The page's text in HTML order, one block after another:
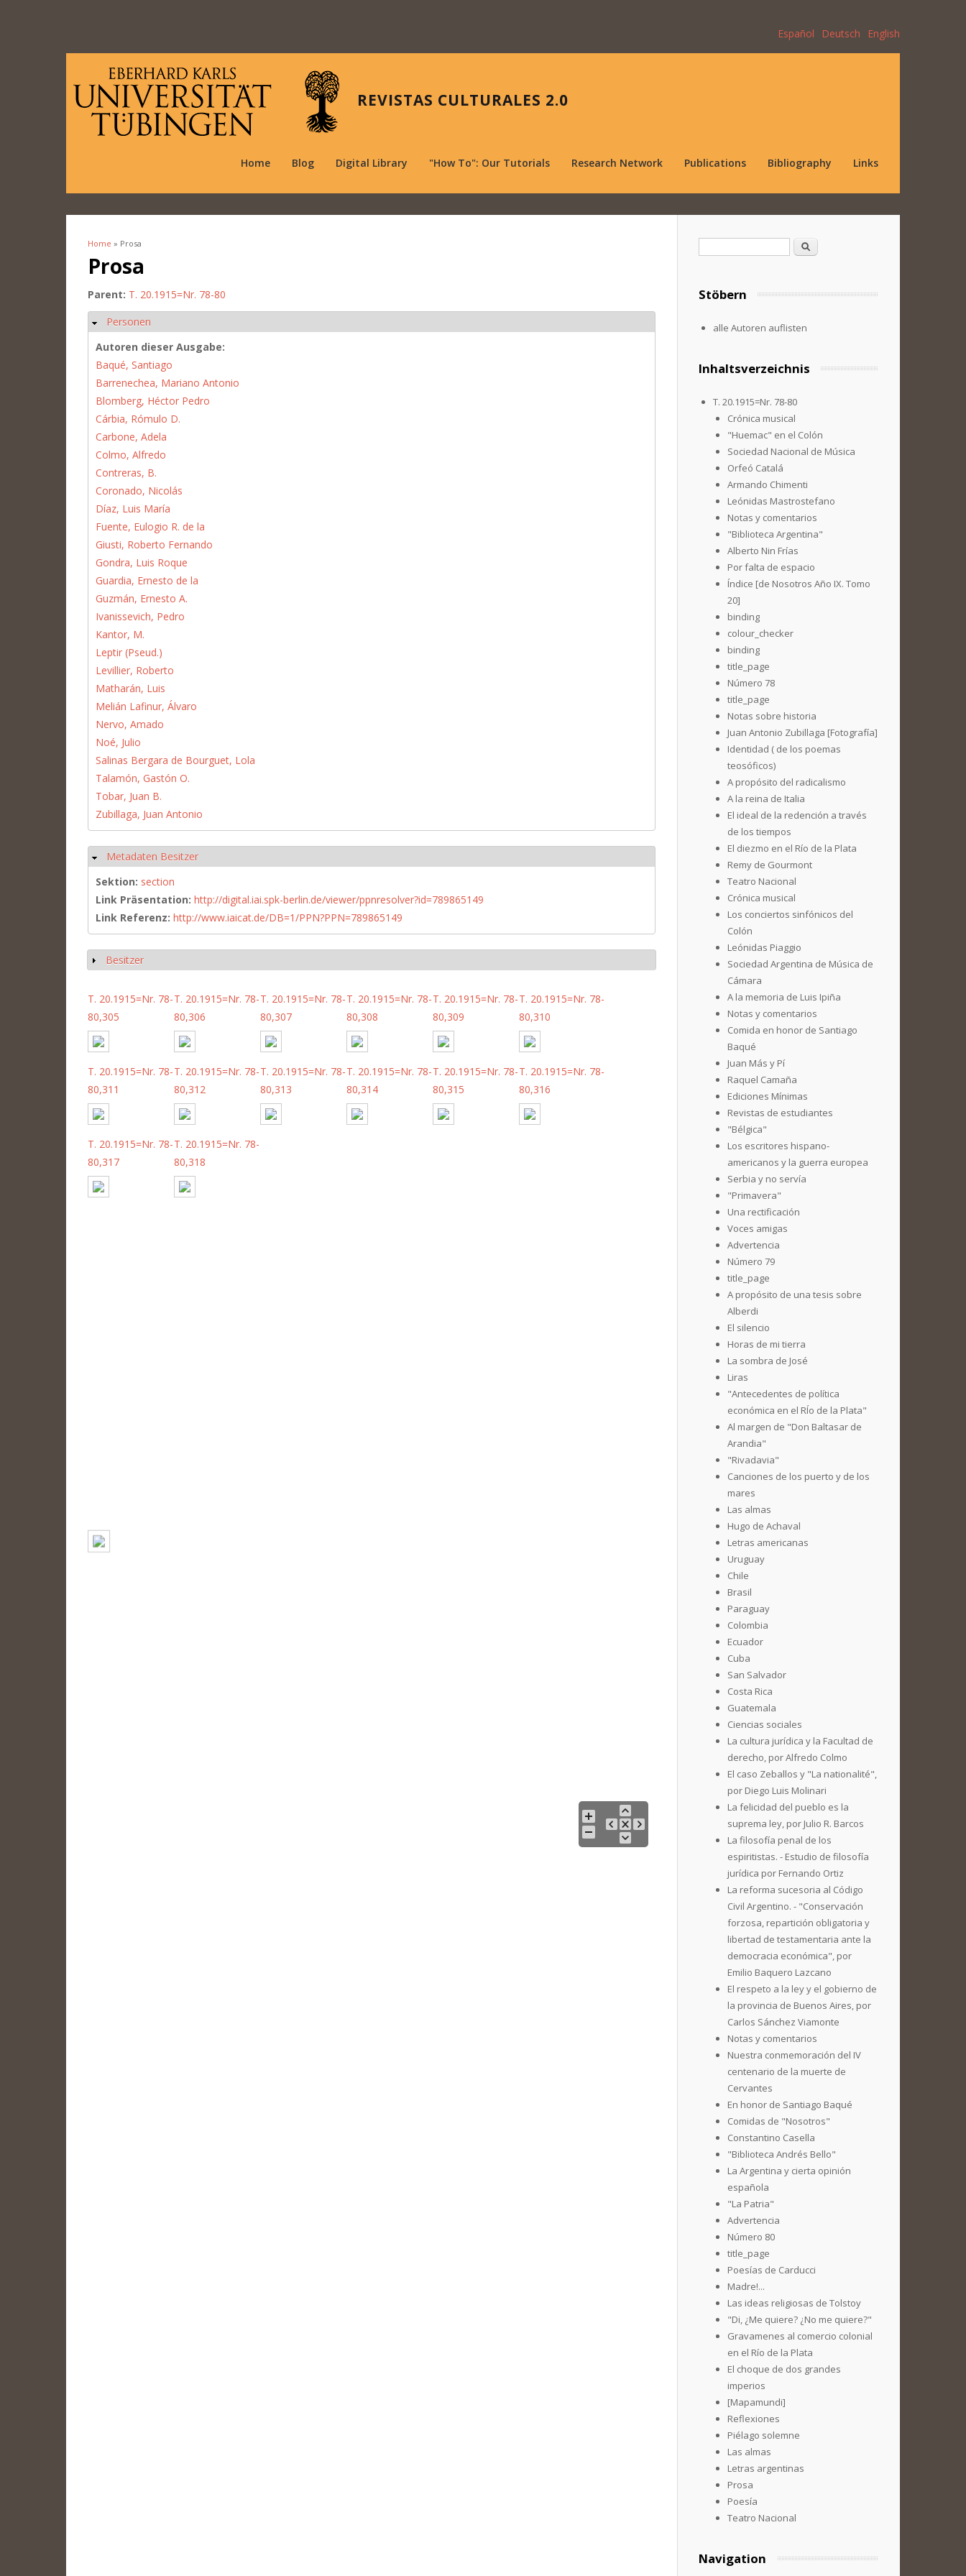
Español Deutsch English
REVISTAS CULTURALES 2.0
Home Blog Digital Library "How To": Our Tutorials Research Network Publications Bibliography Links
You are here
Home » Prosa
Prosa
Parent: T. 20.1915=Nr. 78-80
Hide
Personen
Autoren dieser Ausgabe:
Baqué, Santiago
Barrenechea, Mariano Antonio
Blomberg, Héctor Pedro
Cárbia, Rómulo D.
Carbone, Adela
Colmo, Alfredo
Contreras, B.
Coronado, Nicolás
Díaz, Luis María
Fuente, Eulogio R. de la
Giusti, Roberto Fernando
Gondra, Luis Roque
Guardia, Ernesto de la
Guzmán, Ernesto A.
Ivanissevich, Pedro
Kantor, M.
Leptir (Pseud.)
Levillier, Roberto
Matharán, Luis
Melián Lafinur, Álvaro
Nervo, Amado
Noé, Julio
Salinas Bergara de Bourguet, Lola
Talamón, Gastón O.
Tobar, Juan B.
Zubillaga, Juan Antonio
Hide
Metadaten Besitzer
Sektion: section
Link Präsentation: http://digital.iai.spk-berlin.de/viewer/ppnresolver?id=789865149
Link Referenz: http://www.iaicat.de/DB=1/PPN?PPN=789865149
Show
Besitzer
T. 20.1915=Nr. 78-
80,305
T. 20.1915=Nr. 78-
80,306
T. 20.1915=Nr. 78-
80,307
T. 20.1915=Nr. 78-
80,308
T. 20.1915=Nr. 78-
80,309
T. 20.1915=Nr. 78-
80,310
T. 20.1915=Nr. 78-
80,311
T. 20.1915=Nr. 78-
80,312
T. 20.1915=Nr. 78-
80,313
T. 20.1915=Nr. 78-
80,314
T. 20.1915=Nr. 78-
80,315
T. 20.1915=Nr. 78-
80,316
T. 20.1915=Nr. 78-
80,317
T. 20.1915=Nr. 78-
80,318
Search
Stöbern
alle Autoren auflisten
Inhaltsverzeichnis
T. 20.1915=Nr. 78-80
Crónica musical
"Huemac" en el Colón
Sociedad Nacional de Música
Orfeó Catalá
Armando Chimenti
Leónidas Mastrostefano
Notas y comentarios
"Biblioteca Argentina"
Alberto Nin Frías
Por falta de espacio
Índice [de Nosotros Año IX. Tomo
20]
binding
colour_checker
binding
title_page
Número 78
title_page
Notas sobre historia
Juan Antonio Zubillaga [Fotografía]
Identidad ( de los poemas
teosóficos)
A propósito del radicalismo
A la reina de Italia
El ideal de la redención a través
de los tiempos
El diezmo en el Río de la Plata
Remy de Gourmont
Teatro Nacional
Crónica musical
Los conciertos sinfónicos del
Colón
Leónidas Piaggio
Sociedad Argentina de Música de
Cámara
A la memoria de Luis Ipiña
Notas y comentarios
Comida en honor de Santiago
Baqué
Juan Más y Pí
Raquel Camaña
Ediciones Mínimas
Revistas de estudiantes
"Bélgica"
Los escritores hispano-
americanos y la guerra europea
Serbia y no servía
"Primavera"
Una rectificación
Voces amigas
Advertencia
Número 79
title_page
A propósito de una tesis sobre
Alberdi
El silencio
Horas de mi tierra
La sombra de José
Liras
"Antecedentes de política
económica en el RÍo de la Plata"
Al margen de "Don Baltasar de
Arandia"
"Rivadavia"
Canciones de los puerto y de los
mares
Las almas
Hugo de Achaval
Letras americanas
Uruguay
Chile
Brasil
Paraguay
Colombia
Ecuador
Cuba
San Salvador
Costa Rica
Guatemala
Ciencias sociales
La cultura jurídica y la Facultad de
derecho, por Alfredo Colmo
El caso Zeballos y "La nationalité",
por Diego Luis Molinari
La felicidad del pueblo es la
suprema ley, por Julio R. Barcos
La filosofía penal de los
espiritistas. - Estudio de filosofía
jurídica por Fernando Ortiz
La reforma sucesoria al Código
Civil Argentino. - "Conservación
forzosa, repartición obligatoria y
libertad de testamentaria ante la
democracia económica", por
Emilio Baquero Lazcano
El respeto a la ley y el gobierno de
la provincia de Buenos Aires, por
Carlos Sánchez Viamonte
Notas y comentarios
Nuestra conmemoración del IV
centenario de la muerte de
Cervantes
En honor de Santiago Baqué
Comidas de "Nosotros"
Constantino Casella
"Biblioteca Andrés Bello"
La Argentina y cierta opinión
española
"La Patria"
Advertencia
Número 80
title_page
Poesías de Carducci
Madre!...
Las ideas religiosas de Tolstoy
"Di, ¿Me quiere? ¿No me quiere?"
Gravamenes al comercio colonial
en el Río de la Plata
El choque de dos grandes
imperios
[Mapamundi]
Reflexiones
Piélago solemne
Las almas
Letras argentinas
Prosa
Poesía
Teatro Nacional
Navigation